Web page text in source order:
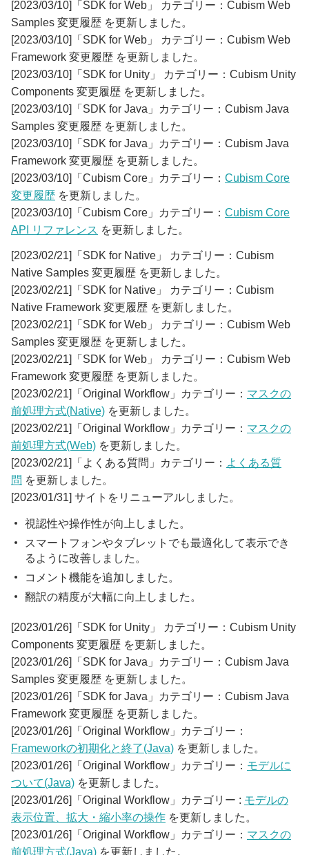
[2023/03/10]「SDK for Web」 カテゴリー：Cubism Web
Samples 変更履歴 を更新しました。
[2023/03/10]「SDK for Web」 カテゴリー：Cubism Web
Framework 変更履歴 を更新しました。
[2023/03/10]「SDK for Unity」 カテゴリー：Cubism Unity
Components 変更履歴 を更新しました。
[2023/03/10]「SDK for Java」カテゴリー：Cubism Java
Samples 変更履歴 を更新しました。
[2023/03/10]「SDK for Java」カテゴリー：Cubism Java
Framework 変更履歴 を更新しました。
[2023/03/10]「Cubism Core」カテゴリー： Cubism Core
変更履歴 を更新しました。
[2023/03/10]「Cubism Core」カテゴリー： Cubism Core
API リファレンス を更新しました。
[2023/02/21]「SDK for Native」 カテゴリー：Cubism
Native Samples 変更履歴 を更新しました。
[2023/02/21]「SDK for Native」 カテゴリー：Cubism
Native Framework 変更履歴 を更新しました。
[2023/02/21]「SDK for Web」 カテゴリー：Cubism Web
Samples 変更履歴 を更新しました。
[2023/02/21]「SDK for Web」 カテゴリー：Cubism Web
Framework 変更履歴 を更新しました。
[2023/02/21]「Original Workflow」カテゴリー： マスクの
前処理方式(Native) を更新しました。
[2023/02/21]「Original Workflow」カテゴリー： マスクの
前処理方式(Web) を更新しました。
[2023/02/21]「よくある質問」カテゴリー： よくある質
問 を更新しました。
[2023/01/31] サイトをリニューアルしました。
視認性や操作性が向上しました。
スマートフォンやタブレットでも最適化して表示でき
るように改善しました。
コメント機能を追加しました。
翻訳の精度が大幅に向上しました。
[2023/01/26]「SDK for Unity」 カテゴリー：Cubism Unity
Components 変更履歴 を更新しました。
[2023/01/26]「SDK for Java」カテゴリー：Cubism Java
Samples 変更履歴 を更新しました。
[2023/01/26]「SDK for Java」カテゴリー：Cubism Java
Framework 変更履歴 を更新しました。
[2023/01/26]「Original Workflow」カテゴリー：
Frameworkの初期化と終了(Java) を更新しました。
[2023/01/26]「Original Workflow」カテゴリー： モデルに
ついて(Java) を更新しました。
[2023/01/26]「Original Workflow」カテゴリー : モデルの
表示位置、拡大・縮小率の操作 を更新しました。
[2023/01/26]「Original Workflow」カテゴリー： マスクの
前処理方式(Java) を更新しました。